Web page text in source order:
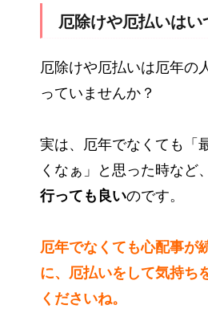
厄除けや厄払いはい
厄除けや厄払いは厄年の
っていませんか？
実は、厄年でなくても「
くなぁ」と思った時など、
行っても良いのです。
厄年でなくても心配事が
に、厄払いをして気持ち
くださいね。